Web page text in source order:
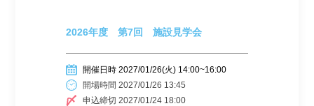
2026年度 第7回 施設見学会
開催日時 2027/01/26(火) 14:00~16:00
開場時間 2027/01/26 13:45
申込締切 2027/01/24 18:00